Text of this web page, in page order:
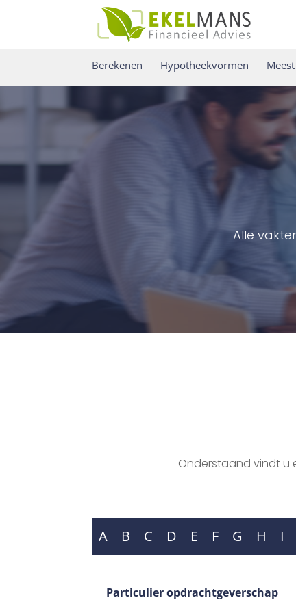
Berekenen Hypotheekvormen
Alle
Onderstaand vindt u
A B C D E F G H I
Particulier opdrachtgeverschap